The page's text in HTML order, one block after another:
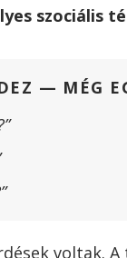
szociális
— MÉG
voltak.